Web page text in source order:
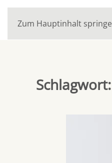
Zum Hauptinhalt
Schlagwort: